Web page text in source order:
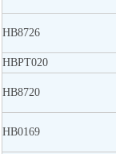
HB8726
HBPT020
HB8720
HB0169